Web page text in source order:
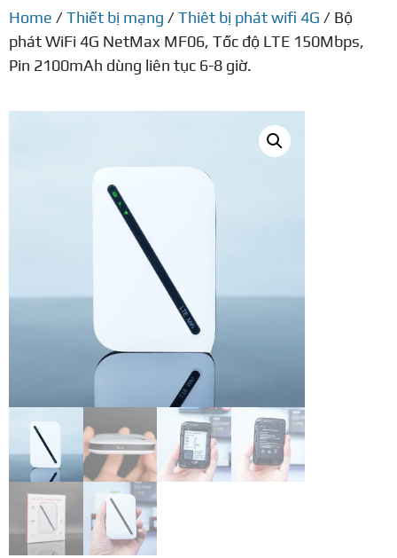
Home /Thiết bị mạng /Thiêt bị phát wifi 4G / Bộ
phát WiFi 4G NetMax MF06, Tốc độ LTE 150Mbps,
Pin 2100mAh dùng liên tục 6-8 giờ.